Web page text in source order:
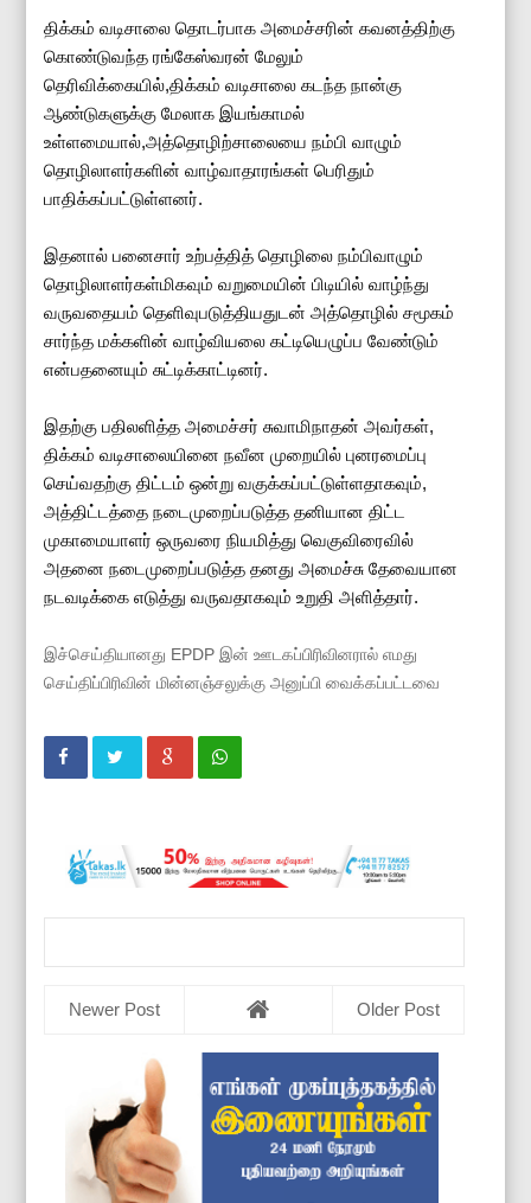
திக்கம் வடிசாலை தொடர்பாக அமைச்சரின் கவனத்திற்கு
கொண்டுவந்த ரங்கேஸ்வரன் மேலும்
தெரிவிக்கையில்,திக்கம் வடிசாலை கடந்த நான்கு
ஆண்டுகளுக்கு மேலாக இயங்காமல்
உள்ளமையால்,அத்தொழிற்சாலையை நம்பி வாழும்
தொழிலாளர்களின் வாழ்வாதாரங்கள் பெரிதும்
பாதிக்கப்பட்டுள்ளனர்.
இதனால் பனைசார் உற்பத்தித் தொழிலை நம்பிவாழும்
தொழிலாளர்கள்மிகவும் வறுமையின் பிடியில் வாழ்ந்து
வருவதையம் தெளிவுபடுத்தியதுடன் அத்தொழில் சமூகம்
சார்ந்த மக்களின் வாழ்வியலை கட்டியெழுப்ப வேண்டும்
என்பதனையும் சுட்டிக்காட்டினர்.
இதற்கு பதிலளித்த அமைச்சர் சுவாமிநாதன் அவர்கள்,
திக்கம் வடிசாலையினை நவீன முறையில் புனரமைப்பு
செய்வதற்கு திட்டம் ஒன்று வகுக்கப்பட்டுள்ளதாகவும்,
அத்திட்டத்தை நடைமுறைப்படுத்த தனியான திட்ட
முகாமையாளர் ஒருவரை நியமித்து வெகுவிரைவில்
அதனை நடைமுறைப்படுத்த தனது அமைச்சு தேவையான
நடவடிக்கை எடுத்து வருவதாகவும் உறுதி அளித்தார்.
இச்செய்தியானது EPDP இன் ஊடகப்பிரிவினரால் எமது
செய்திப்பிரிவின் மின்னஞ்சலுக்கு அனுப்பி வைக்கப்பட்டவை
Newer Post Older Post